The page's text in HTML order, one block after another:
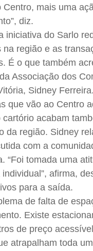
Centro, mais uma
diz.
iniciativa do Sarlo
na região e as
É o que também
Associação dos
Sidney
que vão ao Centro
cartório acabam
da região. Sidney
com a
“Foi tomada uma
afirma,
para a saída.
de falta de
Existe
de preço
atrapalham toda